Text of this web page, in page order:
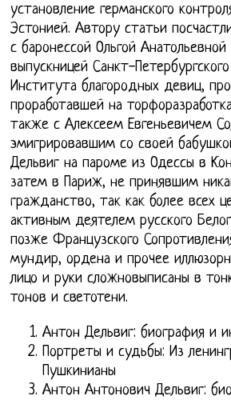
установление германского
Эстонией. Автору статьи
с баронессой Ольгой Анатольевной
выпускницей Санкт-
Института благородных девиц,
проработавшей на
также с Алексеем Евгеньевичем
эмигрировавшим со своей
Дельвиг на пароме из Одессы в
затем в Париж, не принявшим
гражданство, так как более всех
активным деятелем русского
позже Французского
мундир, ордена и прочее
лицо и руки сложновыписаны в
тонов и светотени.
Антон Дельвиг: биография и
Портреты и судьбы: Из
Пушкинианы
Антон Антонович Дельвиг: